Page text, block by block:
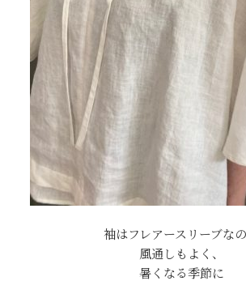
袖はフレアースリーブな
風通しもよく、
暑くなる季節に